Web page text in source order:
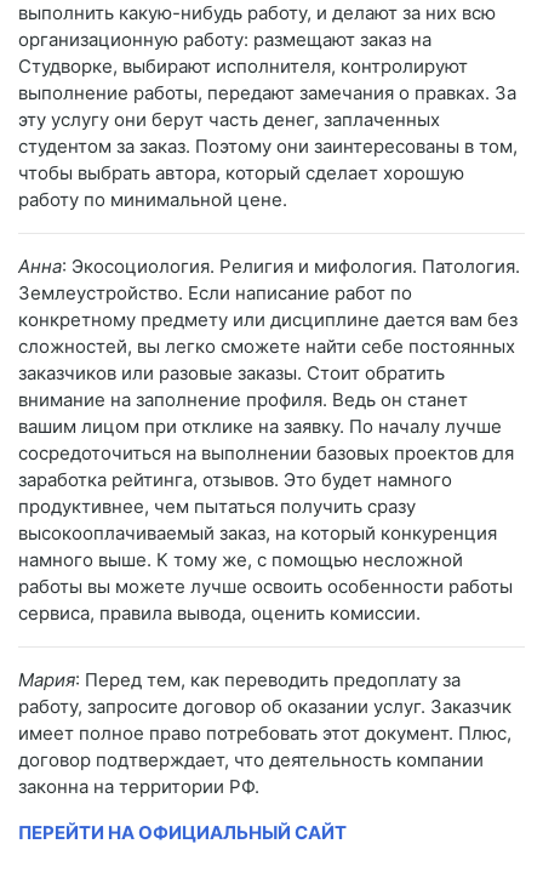
выполнить какую-нибудь работу, и делают за них всю
организационную работу: размещают заказ на
Студворке, выбирают исполнителя, контролируют
выполнение работы, передают замечания о правках. За
эту услугу они берут часть денег, заплаченных
студентом за заказ. Поэтому они заинтересованы в том,
чтобы выбрать автора, который сделает хорошую
работу по минимальной цене.
Анна: Экосоциология. Религия и мифология. Патология.
Землеустройство. Если написание работ по
конкретному предмету или дисциплине дается вам без
сложностей, вы легко сможете найти себе постоянных
заказчиков или разовые заказы. Стоит обратить
внимание на заполнение профиля. Ведь он станет
вашим лицом при отклике на заявку. По началу лучше
сосредоточиться на выполнении базовых проектов для
заработка рейтинга, отзывов. Это будет намного
продуктивнее, чем пытаться получить сразу
высокооплачиваемый заказ, на который конкуренция
намного выше. К тому же, с помощью несложной
работы вы можете лучше освоить особенности работы
сервиса, правила вывода, оценить комиссии.
Мария: Перед тем, как переводить предоплату за
работу, запросите договор об оказании услуг. Заказчик
имеет полное право потребовать этот документ. Плюс,
договор подтверждает, что деятельность компании
законна на территории РФ.
ПЕРЕЙТИ НА ОФИЦИАЛЬНЫЙ САЙТ